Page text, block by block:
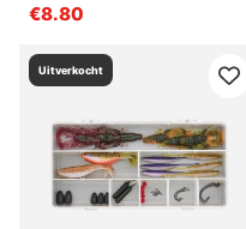
€8.80
Uitverkocht